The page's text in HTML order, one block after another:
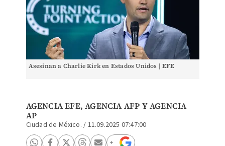
Asesinan a Charlie Kirk en Estados Unidos | EFE
AGENCIA EFE, AGENCIA AFP YAGENCIA
AP
Ciudad de México. / 11.09.2025 07:47:00